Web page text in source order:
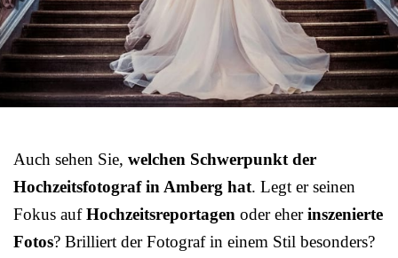
Auch sehen Sie, welchen Schwerpunkt der
Hochzeitsfotograf in Amberg hat. Legt er seinen
Fokus aufHochzeitsreportagen oder eherinszenierte
Fotos? Brilliert der Fotograf in einem Stil besonders?